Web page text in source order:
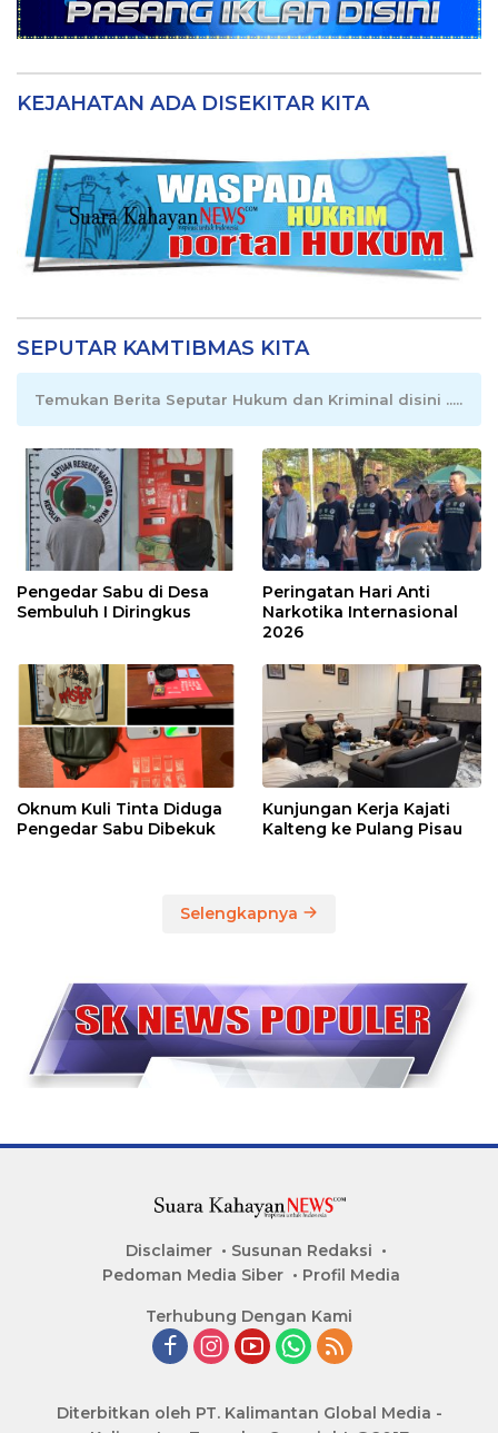
KEJAHATAN ADA DISEKITAR KITA
SEPUTAR KAMTIBMAS KITA
Temukan Berita Seputar Hukum dan Kriminal disini .....
Pengedar Sabu di Desa
Sembuluh I Diringkus
Peringatan Hari Anti
Narkotika Internasional
2026
Oknum Kuli Tinta Diduga
Pengedar Sabu Dibekuk
Kunjungan Kerja Kajati
Kalteng ke Pulang Pisau
Selengkapnya
Disclaimer
Susunan Redaksi
Pedoman Media Siber
Profil Media
Terhubung Dengan Kami
Diterbitkan oleh PT. Kalimantan Global Media -